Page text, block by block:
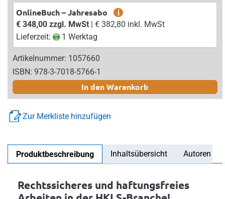
OnlineBuch – Jahresabo
i
€ 348,00 zzgl. MwSt
| € 382,80 inkl. MwSt
Lieferzeit:
1 Werktag
Artikelnummer: 1057660
ISBN: 978-3-7018-5766-1
In den Warenkorb
Zur Merkliste hinzufügen
Produktbeschreibung Inhaltsübersicht Autoren
Rechtssicheres und haftungsfreies